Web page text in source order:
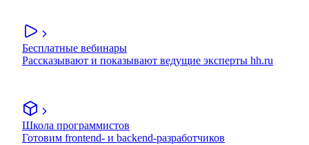
Бесплатные вебинары
Рассказывают и показывают ведущие эксперты hh.ru
Школа программистов
Готовим frontend- и backend-разработчиков